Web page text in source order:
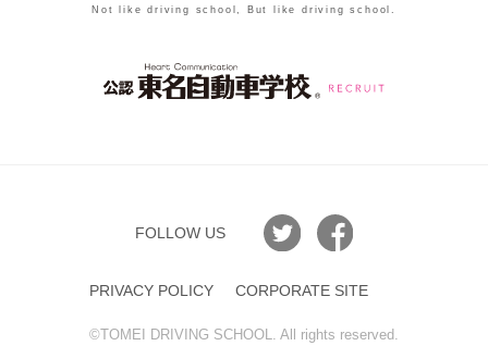
Not like driving school, But like driving school.
FOLLOW US
PRIVACY POLICY CORPORATE SITE
©︎TOMEI DRIVING SCHOOL. All rights reserved.